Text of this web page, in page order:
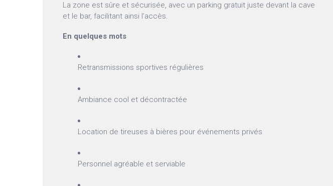
La zone est sûre et sécurisée, avec un parking gratuit juste devant la cave
et le bar, facilitant ainsi l’accès.
En quelques mots
Retransmissions sportives régulières
Ambiance cool et décontractée
Location de tireuses à bières pour événements privés
Personnel agréable et serviable